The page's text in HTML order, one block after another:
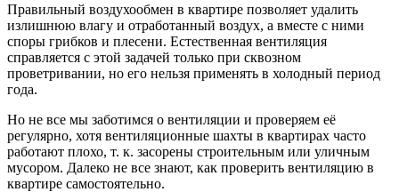
Правильный воздухообмен в квартире позволяет удалить
излишнюю влагу и отработанный воздух, а вместе с ними
споры грибков и плесени. Естественная вентиляция
справляется с этой задачей только при сквозном
проветривании, но его нельзя применять в холодный период
года.
Но не все мы заботимся о вентиляции и проверяем её
регулярно, хотя вентиляционные шахты в квартирах часто
работают плохо, т. к. засорены строительным или уличным
мусором. Далеко не все знают, как проверить вентиляцию в
квартире самостоятельно.